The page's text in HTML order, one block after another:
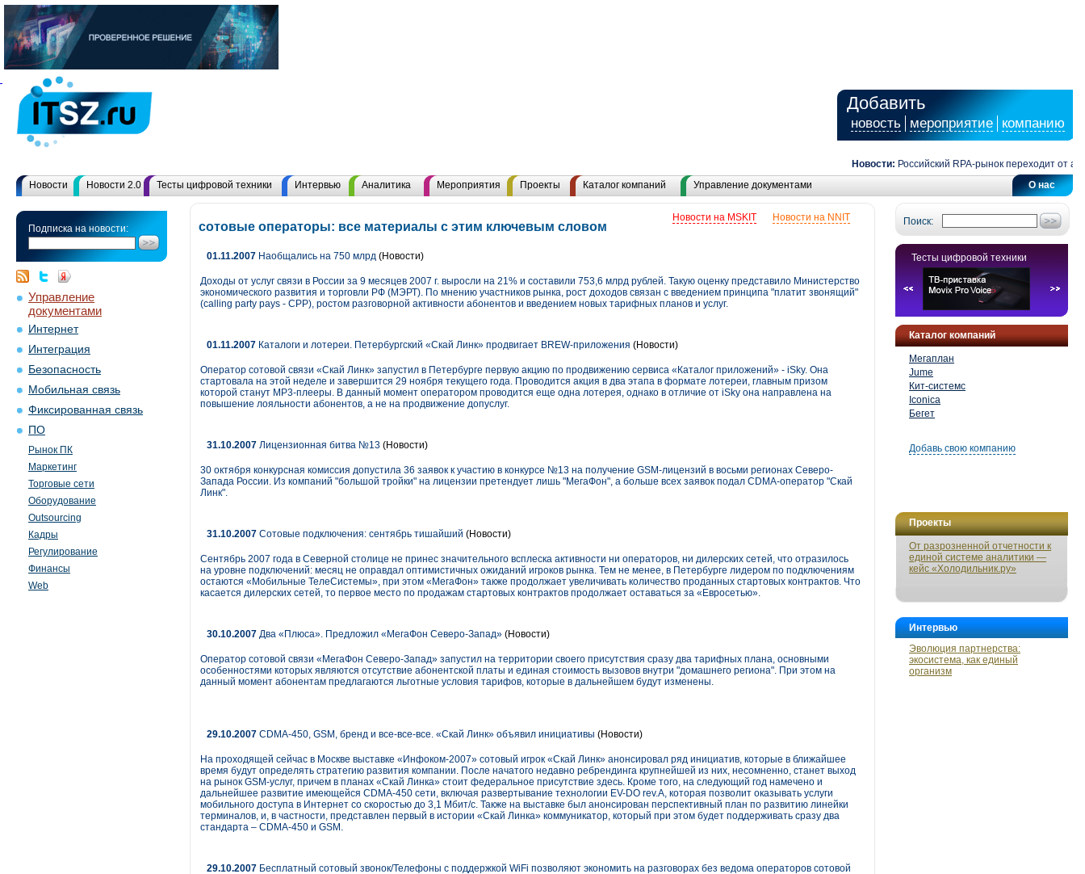
Добавить
новость мероприятие компанию
Новости: Российский RPA-рынок переходит от
О нас
Новости Новости 2.0 Тесты цифровой техники Интервью Аналитика Мероприятия Проекты Каталог компаний Управление документами
Подписка на новости:
Управление
документами
Интернет
Интеграция
Безопасность
Мобильная связь
Фиксированная связь
ПО
Рынок ПК
Маркетинг
Торговые сети
Оборудование
Outsourcing
Кадры
Регулирование
Финансы
Web
Поиск:
Тесты цифровой техники
Каталог компаний
Мегаплан
Jume
Кит-системс
Iconica
Бегет
Добавь свою компанию
Проекты
От разрозненной отчетности к
единой системе аналитики —
кейс «Холодильник.ру»
Интервью
Эволюция партнерства:
экосистема, как единый
организм
Новости на NNIT
Новости на MSKIT
сотовые операторы: все материалы с этим ключевым словом
01.11.2007 Наобщались на 750 млрд (Новости)
Доходы от услуг связи в России за 9 месяцев 2007 г. выросли на 21% и составили 753,6 млрд рублей. Такую оценку представило Министерство
экономического развития и торговли РФ (МЭРТ). По мнению участников рынка, рост доходов связан с введением принципа "платит звонящий"
(calling party pays - CPP), ростом разговорной активности абонентов и введением новых тарифных планов и услуг.
01.11.2007 Каталоги и лотереи. Петербургский «Скай Линк» продвигает BREW-приложения (Новости)
Оператор сотовой связи «Скай Линк» запустил в Петербурге первую акцию по продвижению сервиса «Каталог приложений» - iSky. Она
стартовала на этой неделе и завершится 29 ноября текущего года. Проводится акция в два этапа в формате лотереи, главным призом
которой станут MP3-плееры. В данный момент оператором проводится еще одна лотерея, однако в отличие от iSky она направлена на
повышение лояльности абонентов, а не на продвижение допуслуг.
31.10.2007 Лицензионная битва №13 (Новости)
30 октября конкурсная комиссия допустила 36 заявок к участию в конкурсе №13 на получение GSM-лицензий в восьми регионах Северо-
Запада России. Из компаний "большой тройки" на лицензии претендует лишь "МегаФон", а больше всех заявок подал CDMA-оператор "Скай
Линк".
31.10.2007 Сотовые подключения: сентябрь тишайший (Новости)
Сентябрь 2007 года в Северной столице не принес значительного всплеска активности ни операторов, ни дилерских сетей, что отразилось
на уровне подключений: месяц не оправдал оптимистичных ожиданий игроков рынка. Тем не менее, в Петербурге лидером по подключениям
остаются «Мобильные ТелеСистемы», при этом «МегаФон» также продолжает увеличивать количество проданных стартовых контрактов. Что
касается дилерских сетей, то первое место по продажам стартовых контрактов продолжает оставаться за «Евросетью».
30.10.2007 Два «Плюса». Предложил «МегаФон Северо-Запад» (Новости)
Оператор сотовой связи «МегаФон Северо-Запад» запустил на территории своего присутствия сразу два тарифных плана, основными
особенностями которых являются отсутствие абонентской платы и единая стоимость вызовов внутри "домашнего региона". При этом на
данный момент абонентам предлагаются льготные условия тарифов, которые в дальнейшем будут изменены.
29.10.2007 CDMA-450, GSM, бренд и все-все-все. «Скай Линк» объявил инициативы (Новости)
На проходящей сейчас в Москве выставке «Инфоком-2007» сотовый игрок «Скай Линк» анонсировал ряд инициатив, которые в ближайшее
время будут определять стратегию развития компании. После начатого недавно ребрендинга крупнейшей из них, несомненно, станет выход
на рынок GSM-услуг, причем в планах «Скай Линка» стоит федеральное присутствие здесь. Кроме того, на следующий год намечено и
дальнейшее развитие имеющейся CDMA-450 сети, включая развертывание технологии EV-DO rev.A, которая позволит оказывать услуги
мобильного доступа в Интернет со скоростью до 3,1 Мбит/с. Также на выставке был анонсирован перспективный план по развитию линейки
терминалов, и, в частности, представлен первый в истории «Скай Линка» коммуникатор, который при этом будет поддерживать сразу два
стандарта – CDMA-450 и GSM.
29.10.2007 Бесплатный сотовый звонок/Телефоны с поддержкой WiFi позволяют экономить на разговорах без ведома операторов сотовой